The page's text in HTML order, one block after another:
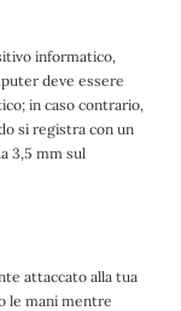
informatico,
deve essere
in caso contrario,
si registra con un
3,5 mm sul
attaccato alla tua
le mani mentre